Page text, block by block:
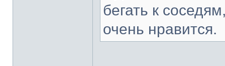
бегать к
очень нравится.